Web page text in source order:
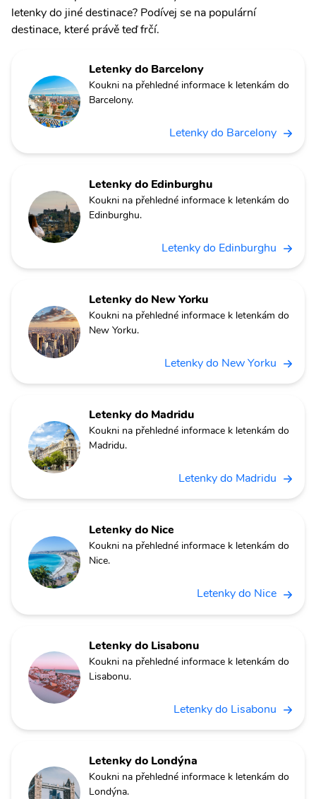
letenky do jiné destinace? Podívej se na populární
destinace, které právě teď frčí.
Letenky do Barcelony
Koukni na přehledné informace k letenkám do
Barcelony.
Letenky do Barcelony
Letenky do Edinburghu
Koukni na přehledné informace k letenkám do
Edinburghu.
Letenky do Edinburghu
Letenky do New Yorku
Koukni na přehledné informace k letenkám do
New Yorku.
Letenky do New Yorku
Letenky do Madridu
Koukni na přehledné informace k letenkám do
Madridu.
Letenky do Madridu
Letenky do Nice
Koukni na přehledné informace k letenkám do
Nice.
Letenky do Nice
Letenky do Lisabonu
Koukni na přehledné informace k letenkám do
Lisabonu.
Letenky do Lisabonu
Letenky do Londýna
Koukni na přehledné informace k letenkám do
Londýna.